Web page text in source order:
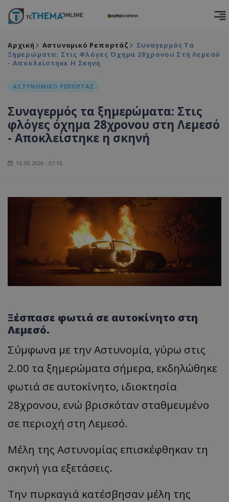
Αρχική Αστυνομικό Ρεπορτάζ
Συναγερμός Τα
Ξημερώματα: Στις Φλόγες Όχημα 28χρονου Στη Λεμεσό
- Αποκλείστηκε Η Σκηνή
ΑΣΤΥΝΟΜΙΚΟ ΡΕΠΟΡΤΑΖ
Συναγερμός τα ξημερώματα: Στις
φλόγες όχημα 28χρονου στη Λεμεσό
- Αποκλείστηκε η σκηνή
16.05.2026 - 07:16
Ξέσπασε φωτιά σε αυτοκίνητο στη
Λεμεσό.
Σύμφωνα με την Αστυνομία, γύρω στις
2.00 τα ξημερώματα σήμερα, εκδηλώθηκε
φωτιά σε αυτοκίνητο, ιδιοκτησία
28χρονου, ενώ βρισκόταν σταθμευμένο
σε περιοχή στη Λεμεσό.
Μέλη της Αστυνομίας επισκέφθηκαν τη
σκηνή για εξετάσεις.
Την πυρκαγιά κατέσβησαν μέλη της